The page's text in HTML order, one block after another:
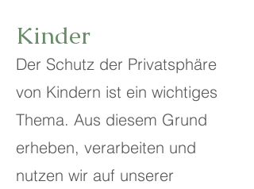
Kinder
Der Schutz der Privatsphäre
von Kindern ist ein wichtiges
Thema. Aus diesem Grund
erheben, verarbeiten und
nutzen wir auf unserer